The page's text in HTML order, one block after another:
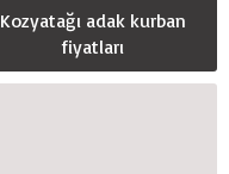
Kozyatağı adak kurban
fiyatları